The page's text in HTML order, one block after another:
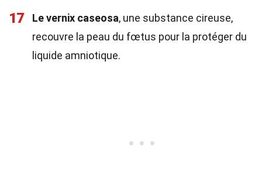
17 Le vernix caseosa, une substance cireuse,
recouvre la peau du fœtus pour la protéger du
liquide amniotique.